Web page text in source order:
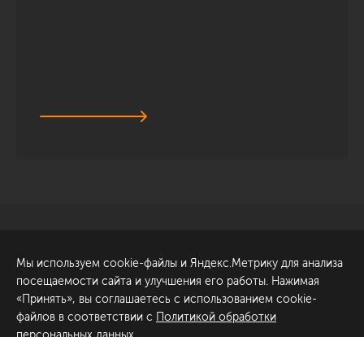
Обсудить проект
ул. Академика Павлова, 6
к1
+7 (812) 200-95-55
Мы используем cookie-файлы и Яндекс.Метрику для анализа
посещаемости сайта и улучшения его работы. Нажимая
«Принять», вы соглашаетесь с использованием cookie-
файлов в соответствии с Политикой обработки